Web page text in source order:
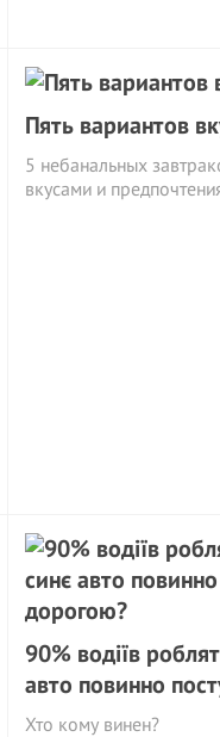
Пять вариантов
5 небанальных
вкусами и
90% водіїв
авто повинно
Хто кому винен?